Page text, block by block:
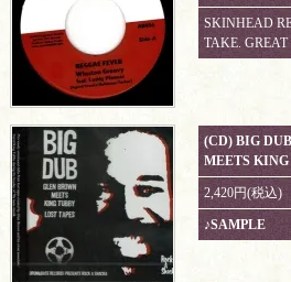
SKINHEAD
TAKE.
(CD) BIG
MEETS
2,420円(税込)
♪SAMPLE